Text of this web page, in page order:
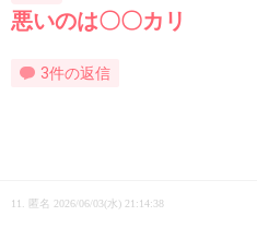
悪いのは〇〇カリ
3件の返信
11. 匿名 2026/06/03(水) 21:14:38